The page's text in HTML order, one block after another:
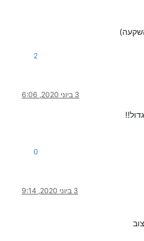
2
3 ביוני 2020, 6:06
0
3 ביוני 2020, 9:14